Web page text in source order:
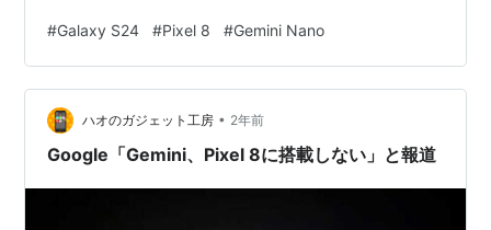
スマートフォンで利用可能ですが、新しい発見のおかげ
で、これが近々Galaxy S24とPixel 8シリーズが持つデバ
イス内AI機能のリストに加わるかもしれません。
Androidの愛好家であり専門家のMishaal Rahman氏は、
Googleがこの機…
#Galaxy S24 #Pixel 8 #Gemini Nano
ハオのガジェット工房 • 2年前
Google「Gemini、Pixel 8に搭載しない」と報道